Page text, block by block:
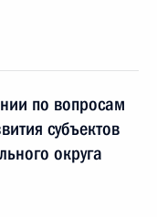
по вопросам
субъектов
округа